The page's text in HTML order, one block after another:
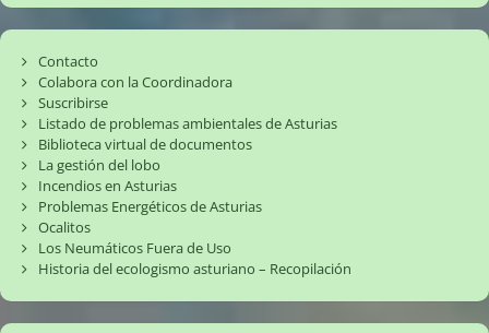
Contacto
Colabora con la Coordinadora
Suscribirse
Listado de problemas ambientales de Asturias
Biblioteca virtual de documentos
La gestión del lobo
Incendios en Asturias
Problemas Energéticos de Asturias
Ocalitos
Los Neumáticos Fuera de Uso
Historia del ecologismo asturiano – Recopilación